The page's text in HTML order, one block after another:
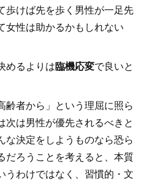
歩けば先を歩く男性が一足先
女性は助かるかもしれない
めるよりは臨機応変で良いと
者から」という理屈に照ら
次は男性が優先されるべきと
な決定をしようものなら恐ら
だろうことを考えると、本質
うわけではなく、習慣的・文